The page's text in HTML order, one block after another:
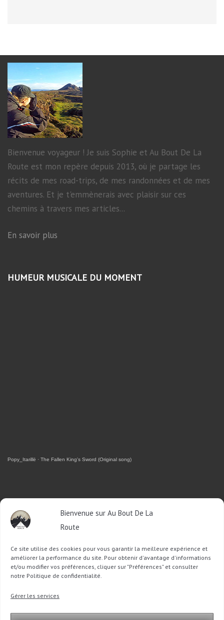
Bienvenue sur Au Bout De La
Route
Ce site utilise des cookies pour vous garantir la meilleure expérience et
améliorer la performance du site. Pour obtenir d'avantage d'informations
et/ou modifier vos préférences, cliquer sur "Préférences" et consulter
notre Politique de confidentialité.
Gérer les services
Bienvenue voyageur ! Je suis Sophie et Au Bout De La
Route est mon repère depuis 2013, où je partage les
récits de mes road-trips, de mes randonnées et de mes
aventures. Et je t'emmènerais avec plaisir sur ces
chemins à travers mes articles...
En savoir plus
HUMEUR MUSICALE DU MOMENT
Popy_Itarillë · The Fallen King's Sword (Original song)
RETROUVEZ-MOI SUR FACEBOOK
OU SUR TWITTER
Follow @Sophie_ABDLRTweet to @Sophie_ABDLR